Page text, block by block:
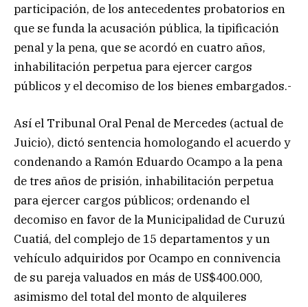
participación, de los antecedentes probatorios en
que se funda la acusación pública, la tipificación
penal y la pena, que se acordó en cuatro años,
inhabilitación perpetua para ejercer cargos
públicos y el decomiso de los bienes embargados.-
Así el Tribunal Oral Penal de Mercedes (actual de
Juicio), dictó sentencia homologando el acuerdo y
condenando a Ramón Eduardo Ocampo a la pena
de tres años de prisión, inhabilitación perpetua
para ejercer cargos públicos; ordenando el
decomiso en favor de la Municipalidad de Curuzú
Cuatiá, del complejo de 15 departamentos y un
vehículo adquiridos por Ocampo en connivencia
de su pareja valuados en más de US$400.000,
asimismo del total del monto de alquileres